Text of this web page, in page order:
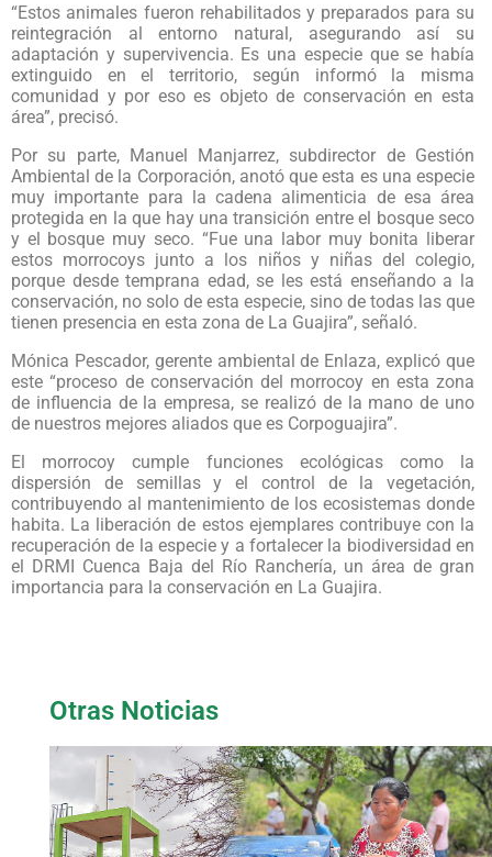
“Estos animales fueron rehabilitados y preparados para su
reintegración al entorno natural, asegurando así su
adaptación y supervivencia. Es una especie que se había
extinguido en el territorio, según informó la misma
comunidad y por eso es objeto de conservación en esta
área”, precisó.
Por su parte, Manuel Manjarrez, subdirector de Gestión
Ambiental de la Corporación, anotó que esta es una especie
muy importante para la cadena alimenticia de esa área
protegida en la que hay una transición entre el bosque seco
y el bosque muy seco. “Fue una labor muy bonita liberar
estos morrocoys junto a los niños y niñas del colegio,
porque desde temprana edad, se les está enseñando a la
conservación, no solo de esta especie, sino de todas las que
tienen presencia en esta zona de La Guajira”, señaló.
Mónica Pescador, gerente ambiental de Enlaza, explicó que
este “proceso de conservación del morrocoy en esta zona
de influencia de la empresa, se realizó de la mano de uno
de nuestros mejores aliados que es Corpoguajira”.
El morrocoy cumple funciones ecológicas como la
dispersión de semillas y el control de la vegetación,
contribuyendo al mantenimiento de los ecosistemas donde
habita. La liberación de estos ejemplares contribuye con la
recuperación de la especie y a fortalecer la biodiversidad en
el DRMI Cuenca Baja del Río Ranchería, un área de gran
importancia para la conservación en La Guajira.
Otras Noticias